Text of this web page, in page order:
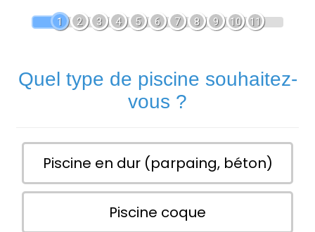
1 2 3 4 5 6 7 8 9 10 11
Quel type de piscine souhaitez-
vous ?
Piscine en dur (parpaing, béton)
Piscine coque